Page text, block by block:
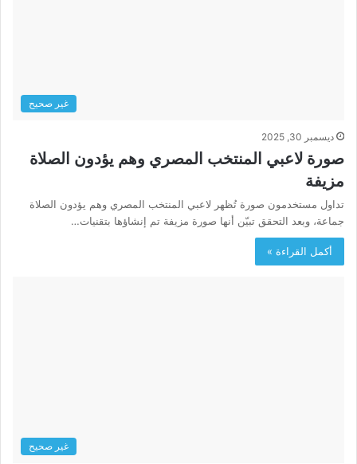
غير صحيح
ديسمبر 30, 2025
صورة لاعبي المنتخب المصري وهم يؤدون الصلاة
مزيفة
تداول مستخدمون صورة تُظهر لاعبي المنتخب المصري وهم يؤدون الصلاة
جماعة، وبعد التحقق تبيّن أنها صورة مزيفة تم إنشاؤها بتقنيات…
أكمل القراءة »
غير صحيح